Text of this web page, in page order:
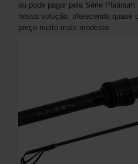
ou pode pagar pela Série
nossa solução, oferecendo quase
preço muito mais modesto.